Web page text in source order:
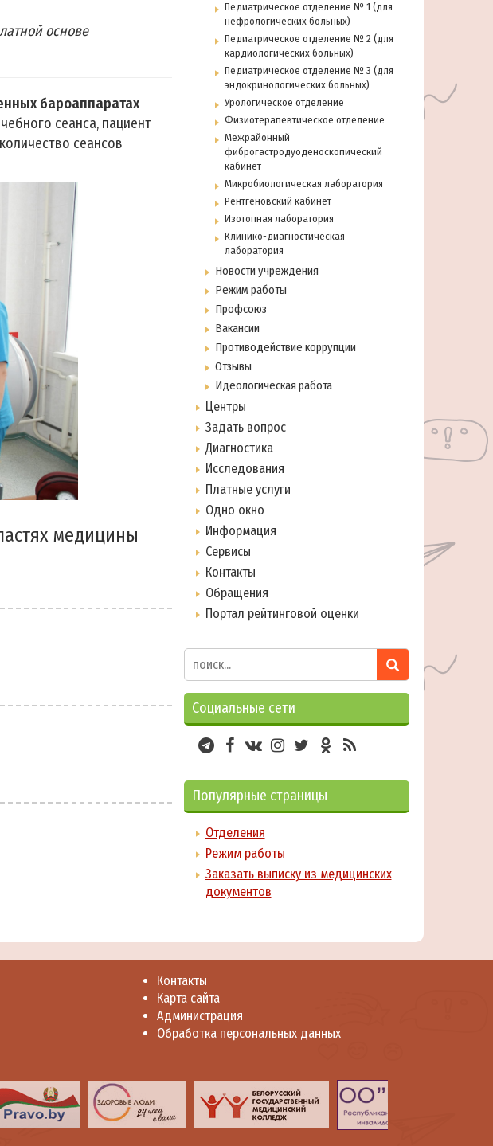
основе
бароаппаратах
сеанса, пациент
сеансов
медицины
Педиатрическое отделение № 1 (для
нефрологических больных)
Педиатрическое отделение № 2 (для
кардиологических больных)
Педиатрическое отделение № 3 (для
эндокринологических больных)
Урологическое отделение
Физиотерапевтическое отделение
Межрайонный
фиброгастродуоденоскопический
кабинет
Микробиологическая лаборатория
Рентгеновский кабинет
Изотопная лаборатория
Клинико-диагностическая
лаборатория
Новости учреждения
Режим работы
Профсоюз
Вакансии
Противодействие коррупции
Отзывы
Идеологическая работа
Центры
Задать вопрос
Диагностика
Исследования
Платные услуги
Одно окно
Информация
Сервисы
Контакты
Обращения
Портал рейтинговой оценки
Социальные сети
Популярные страницы
Отделения
Режим работы
Заказать выписку из медицинских
документов
Контакты
Карта сайта
Администрация
Обработка персональных данных